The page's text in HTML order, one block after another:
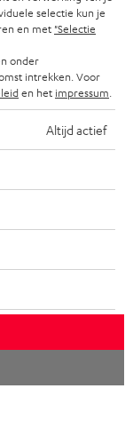
afgebeelde
selectie kun je
en met "Selectie
onder
intrekken. Voor
en het impressum
Altijd actief